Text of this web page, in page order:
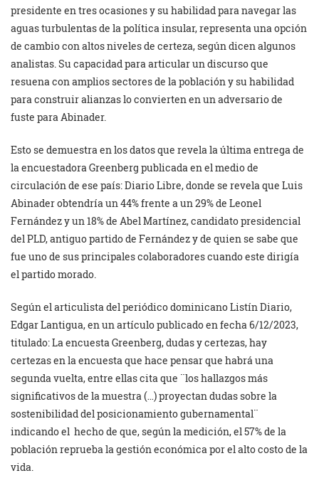
presidente en tres ocasiones y su habilidad para navegar las
aguas turbulentas de la política insular, representa una opción
de cambio con altos niveles de certeza, según dicen algunos
analistas. Su capacidad para articular un discurso que
resuena con amplios sectores de la población y su habilidad
para construir alianzas lo convierten en un adversario de
fuste para Abinader.
Esto se demuestra en los datos que revela la última entrega de
la encuestadora Greenberg publicada en el medio de
circulación de ese país: Diario Libre, donde se revela que Luis
Abinader obtendría un 44% frente a un 29% de Leonel
Fernández y un 18% de Abel Martínez, candidato presidencial
del PLD, antiguo partido de Fernández y de quien se sabe que
fue uno de sus principales colaboradores cuando este dirigía
el partido morado.
Según el articulista del periódico dominicano Listín Diario,
Edgar Lantigua, en un artículo publicado en fecha 6/12/2023,
titulado: La encuesta Greenberg, dudas y certezas, hay
certezas en la encuesta que hace pensar que habrá una
segunda vuelta, entre ellas cita que ¨los hallazgos más
significativos de la muestra (…) proyectan dudas sobre la
sostenibilidad del posicionamiento gubernamental¨
indicando el hecho de que, según la medición, el 57% de la
población reprueba la gestión económica por el alto costo de la
vida.